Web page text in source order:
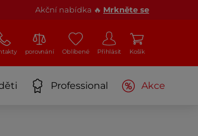
Akční nabídka 🔥 Mrkněte se
porovnání Oblíbené Přihlásit Košík
Professional Akce